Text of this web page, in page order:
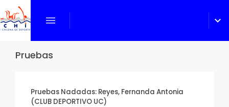
menu expand_more
Pruebas
Pruebas Nadadas: Reyes, Fernanda Antonia
(CLUB DEPORTIVO UC)